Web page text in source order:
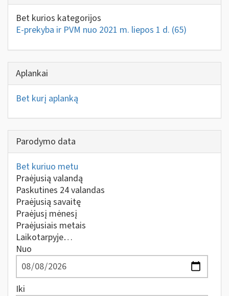
Bet kurios kategorijos
E-prekyba ir PVM nuo 2021 m. liepos 1 d. (65)
Aplankai
Bet kurį aplanką
Parodymo data
Bet kuriuo metu
Praėjusią valandą
Paskutines 24 valandas
Praėjusią savaitę
Praėjusį mėnesį
Praėjusiais metais
Laikotarpyje…
Nuo
Iki